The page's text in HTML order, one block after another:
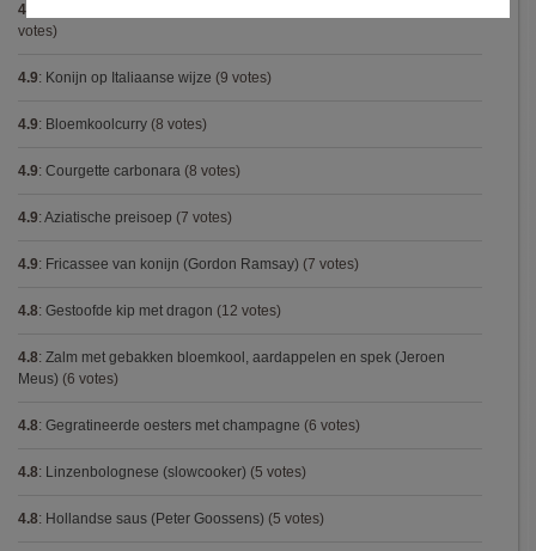
4.9
votes)
4.9: Konijn op Italiaanse wijze (9 votes)
4.9: Bloemkoolcurry (8 votes)
4.9: Courgette carbonara (8 votes)
4.9: Aziatische preisoep (7 votes)
4.9: Fricassee van konijn (Gordon Ramsay) (7 votes)
4.8: Gestoofde kip met dragon (12 votes)
4.8: Zalm met gebakken bloemkool, aardappelen en spek (Jeroen
Meus) (6 votes)
4.8: Gegratineerde oesters met champagne (6 votes)
4.8: Linzenbolognese (slowcooker) (5 votes)
4.8: Hollandse saus (Peter Goossens) (5 votes)